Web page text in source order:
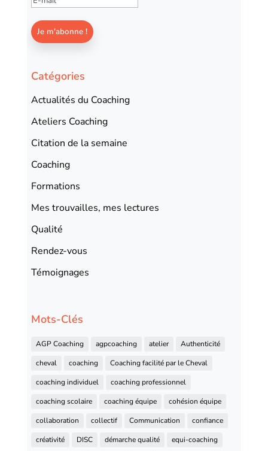
Catégories
Actualités du Coaching
Ateliers Coaching
Citation de la semaine
Coaching
Formations
Mes trouvailles, mes lectures
Qualité
Rendez-vous
Témoignages
Mots-Clés
AGP Coaching agpcoaching atelier
Authenticité
cheval
coaching
Coaching facilité par le Cheval
coaching individuel
coaching professionnel
coaching scolaire
coaching équipe
cohésion équipe
collaboration
collectif Communication
confiance
créativité
DISC démarche qualité
equi-coaching